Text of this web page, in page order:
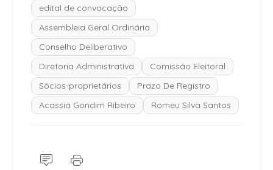
edital de convocação
Assembleia Geral Ordinária
Conselho Deliberativo
Diretoria Administrativa
Comissão Eleitoral
Sócios-proprietários
Prazo De Registro
Acassia Gondim Ribeiro
Romeu Silva Santos